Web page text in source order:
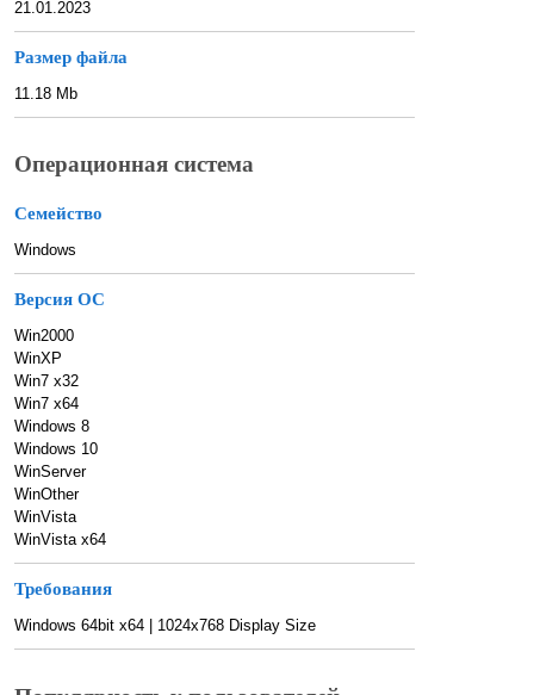
21.01.2023
Размер файла
11.18 Mb
Операционная система
Семейство
Windows
Версия ОС
Win2000
WinXP
Win7 x32
Win7 x64
Windows 8
Windows 10
WinServer
WinOther
WinVista
WinVista x64
Требования
Windows 64bit x64 | 1024x768 Display Size